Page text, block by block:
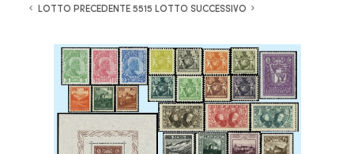
LOTTO PRECEDENTE 5515 LOTTO SUCCESSIVO